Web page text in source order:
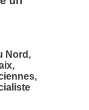
Nord,